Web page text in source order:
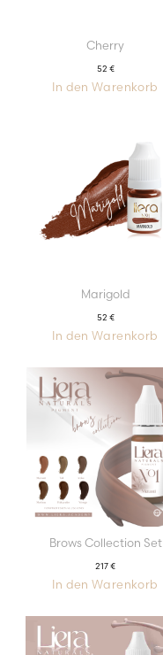
Cherry
52 €
In den Warenkorb
Marigold
52 €
In den Warenkorb
Brows Collection Set
217€
In den Warenkorb